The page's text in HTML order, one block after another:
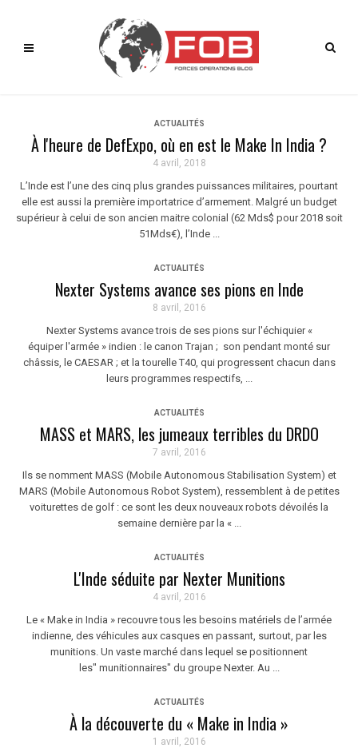
ACTUALITÉS
À l'heure de DefExpo, où en est le Make In India ?
4 avril, 2018
L’Inde est l’une des cinq plus grandes puissances militaires, pourtant
elle est aussi la première importatrice d’armement. Malgré un budget
supérieur à celui de son ancien maitre colonial (62 Mds$ pour 2018 soit
51Mds€), l’Inde ...
ACTUALITÉS
Nexter Systems avance ses pions en Inde
8 avril, 2016
Nexter Systems avance trois de ses pions sur l'échiquier «
équiper l'armée » indien : le canon Trajan ; son pendant monté sur
châssis, le CAESAR ; et la tourelle T40, qui progressent chacun dans
leurs programmes respectifs, ...
ACTUALITÉS
MASS et MARS, les jumeaux terribles du DRDO
7 avril, 2016
Ils se nomment MASS (Mobile Autonomous Stabilisation System) et
MARS (Mobile Autonomous Robot System), ressemblent à de petites
voiturettes de golf : ce sont les deux nouveaux robots dévoilés la
semaine dernière par la « ...
ACTUALITÉS
L'Inde séduite par Nexter Munitions
4 avril, 2016
Le « Make in India » recouvre tous les besoins matériels de l’armée
indienne, des véhicules aux casques en passant, surtout, par les
munitions. Un vaste marché dans lequel se positionnent
les" munitionnaires" du groupe Nexter. Au ...
ACTUALITÉS
À la découverte du « Make in India »
1 avril, 2016